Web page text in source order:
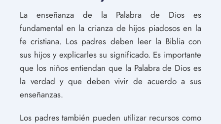
La enseñanza de la Palabra de Dios es
fundamental en la crianza de hijos piadosos en la
fe cristiana. Los padres deben leer la Biblia con
sus hijos y explicarles su significado. Es importante
que los niños entiendan que la Palabra de Dios es
la verdad y que deben vivir de acuerdo a sus
enseñanzas.
Los padres también pueden utilizar recursos como